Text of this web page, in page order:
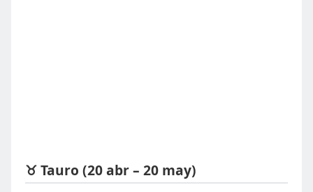
♉ Tauro (20 abr – 20 may)